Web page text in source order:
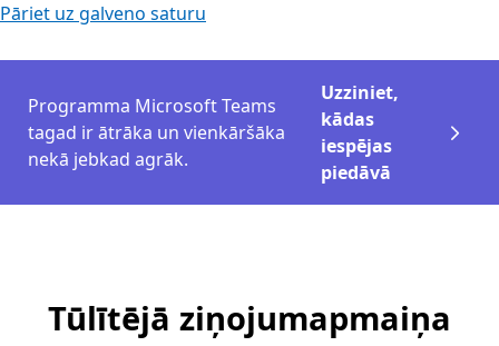
Pāriet uz galveno saturu
Programma Microsoft Teams
tagad ir ātrāka un vienkāršāka
nekā jebkad agrāk.
Uzziniet,
kādas
iespējas
piedāvā
Tūlītējā ziņojumapmaiņa